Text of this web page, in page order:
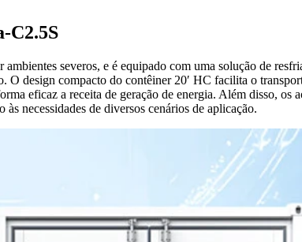
C2.5S
severos, e é equipado com uma solução de
design compacto do contêiner 20′ HC facilita o
eficaz a receita de geração de energia. Além disso,
necessidades de diversos cenários de aplicação.